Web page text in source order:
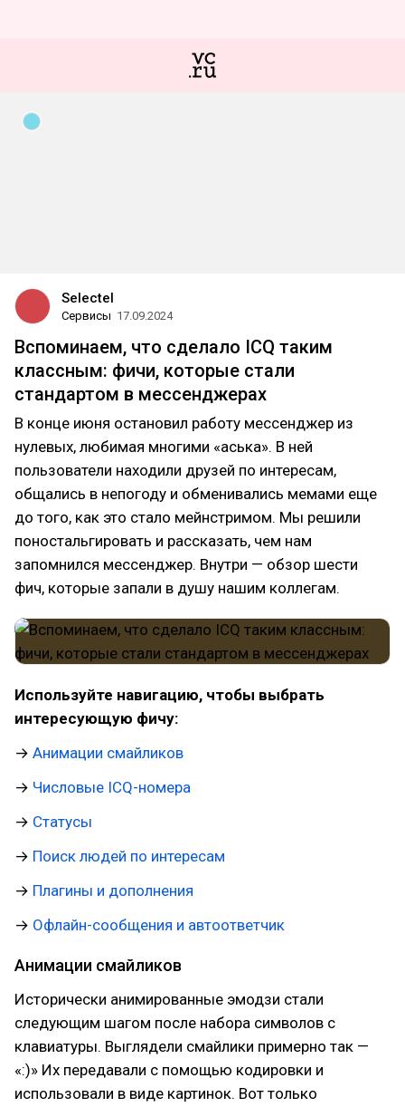
Selectel
Сервисы 17.09.2024
Вспоминаем, что сделало ICQ таким
классным: фичи, которые стали
стандартом в мессенджерах
В конце июня остановил работу мессенджер из
нулевых, любимая многими «аська». В ней
пользователи находили друзей по интересам,
общались в непогоду и обменивались мемами еще
до того, как это стало мейнстримом. Мы решили
поностальгировать и рассказать, чем нам
запомнился мессенджер. Внутри — обзор шести
фич, которые запали в душу нашим коллегам.
Используйте навигацию, чтобы выбрать
интересующую фичу:
→ Анимации смайликов
→ Числовые ICQ-номера
→ Статусы
→ Поиск людей по интересам
→ Плагины и дополнения
→ Офлайн-сообщения и автоответчик
Анимации смайликов
Исторически анимированные эмодзи стали
следующим шагом после набора символов с
клавиатуры. Выглядели смайлики примерно так —
«:)» Их передавали с помощью кодировки и
использовали в виде картинок. Вот только